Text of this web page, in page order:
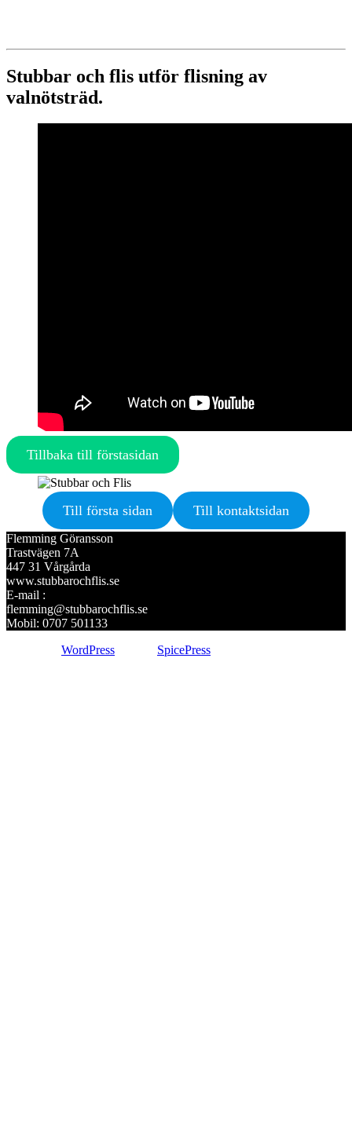
Stubbar och flis utför flisning av
valnötsträd.
Tillbaka till förstasidan
Till första sidan Till kontaktsidan
Flemming Göransson
Trastvägen 7A
447 31 Vårgårda
www.stubbarochflis.se
E-mail :
flemming@stubbarochflis.se
Mobil: 0707 501133
WordPress SpicePress